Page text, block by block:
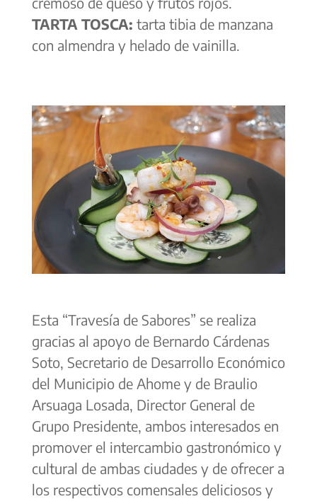
TARTA TOSCA: tarta tibia de manzana
con almendra y helado de vainilla.
Esta “Travesía de Sabores” se realiza
gracias al apoyo de Bernardo Cárdenas
Soto, Secretario de Desarrollo Económico
del Municipio de Ahome y de Braulio
Arsuaga Losada, Director General de
Grupo Presidente, ambos interesados en
promover el intercambio gastronómico y
cultural de ambas ciudades y de ofrecer a
los respectivos comensales deliciosos y